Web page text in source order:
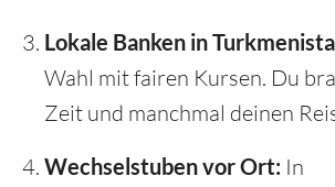
Lokale Banken in
Wahl mit fairen Kursen. Du
Zeit und manchmal deinen
Wechselstuben vor Ort: In